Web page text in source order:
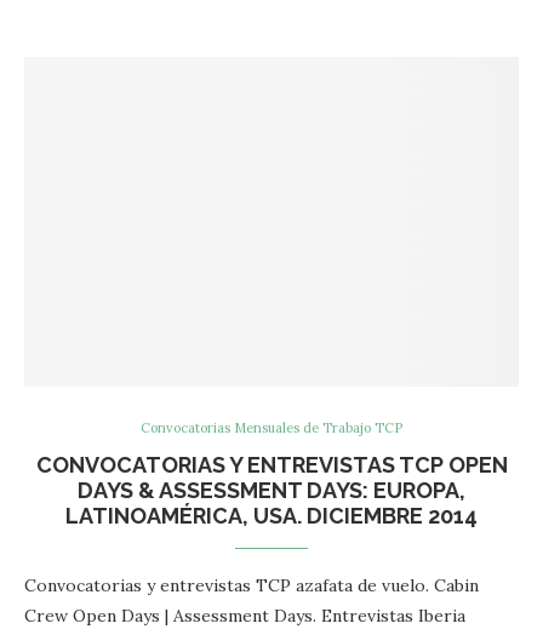
Convocatorias Mensuales de Trabajo TCP
CONVOCATORIAS Y ENTREVISTAS TCP OPEN
DAYS & ASSESSMENT DAYS: EUROPA,
LATINOAMÉRICA, USA. DICIEMBRE 2014
Convocatorias y entrevistas TCP azafata de vuelo. Cabin
Crew Open Days | Assessment Days. Entrevistas Iberia